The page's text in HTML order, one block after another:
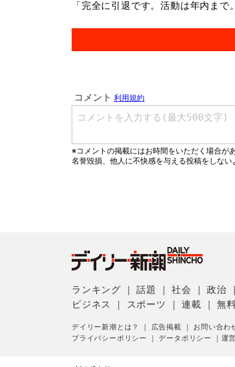
「完全に引退です。活動は年内ま
ランキング ｜話題 ｜社会 ｜政治
ビジネス
スポーツ ｜連載 ｜無
デイリー新潮とは？ ｜ 広告掲載 ｜ お問い合わ
プライバシーポリシー
｜データポリシー ｜ 運